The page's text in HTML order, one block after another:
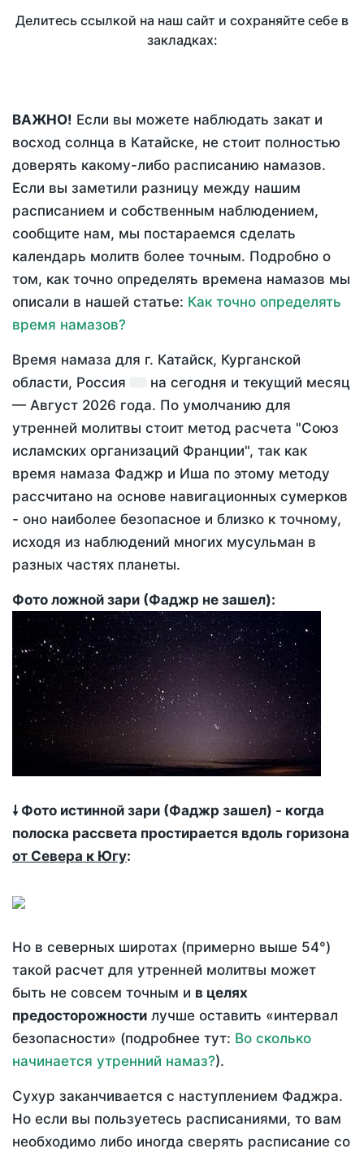
Делитесь ссылкой на наш сайт и сохраняйте себе в
закладках:
ВАЖНО! Если вы можете наблюдать закат и
восход солнца в Катайске, не стоит полностью
доверять какому-либо расписанию намазов.
Если вы заметили разницу между нашим
расписанием и собственным наблюдением,
сообщите нам, мы постараемся сделать
календарь молитв более точным. Подробно о
том, как точно определять времена намазов мы
описали в нашей статье: Как точно определять
время намазов?
Время намаза для г. Катайск, Курганской
области, Россия
на сегодня и текущий месяц
— Август 2026 года. По умолчанию для
утренней молитвы стоит метод расчета "Союз
исламских организаций Франции", так как
время намаза Фаджр и Иша по этому методу
рассчитано на основе навигационных сумерков
- оно наиболее безопасное и близко к точному,
исходя из наблюдений многих мусульман в
разных частях планеты.
Фото ложной зари (Фаджр не зашел):
🠗 Фото истинной зари (Фаджр зашел) - когда
полоска рассвета простирается вдоль горизона
от Севера к Югу:
Но в северных широтах (примерно выше 54°)
такой расчет для утренней молитвы может
быть не совсем точным и в целях
предосторожности лучше оставить «интервал
безопасности» (подробнее тут: Во сколько
начинается утренний намаз?).
Сухур заканчивается с наступлением Фаджра.
Но если вы пользуетесь расписаниями, то вам
необходимо либо иногда сверять расписание со